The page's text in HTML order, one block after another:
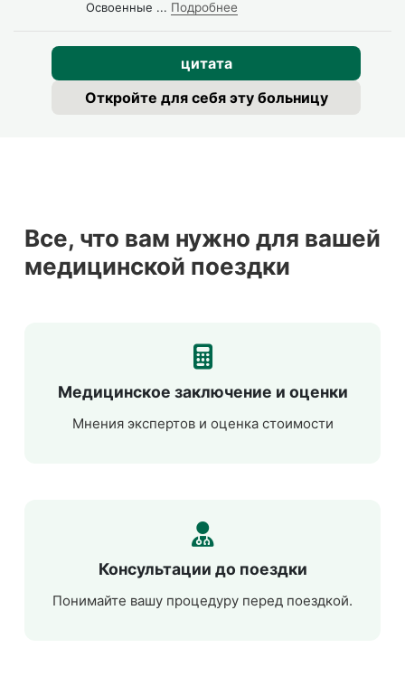
Освоенные ... Подробнее
цитата
Откройте для себя эту больницу
Все, что вам нужно для вашей
медицинской поездки
Медицинское заключение и оценки
Мнения экспертов и оценка стоимости
Консультации до поездки
Понимайте вашу процедуру перед поездкой.